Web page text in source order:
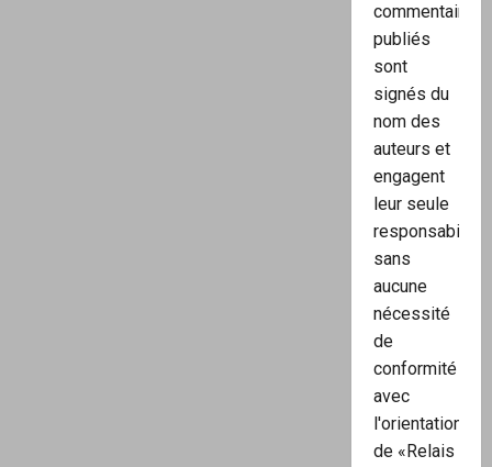
commentaires
publiés
sont
signés du
nom des
auteurs et
engagent
leur seule
responsabilité,
sans
aucune
nécessité
de
conformité
avec
l'orientation
de «Relais